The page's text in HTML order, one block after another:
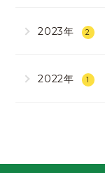
2023年 2
2022年 1